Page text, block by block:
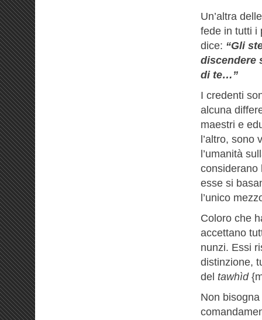
Un’altra
fede in tutti i
dice: “Gli
discendere
di te…”
I credenti
alcuna
maestri e
l’altro,
l’umanità
considerano
esse si
l’unico
Coloro che
accettano
nunzi. Essi
distinzione,
del tawhìd
Non